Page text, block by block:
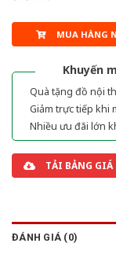
MUA HÀNG
Khuyến
Quà tặng đồ nội
Giảm trực tiếp khi
Nhiều ưu đãi lớn
TẢI BẢNG GIÁ
ĐÁNH GIÁ (0)